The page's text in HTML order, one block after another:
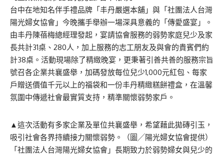
台中在地知名伴手禮品牌「丰丹嚴選本舖」與「社團法人台灣
陽光婦女協會」今晚攜手舉辦一場深具意義的「傳愛盛宴」。
由丰丹陳蓓梅總經理發起，宴請協會服務的弱勢家庭兒少及家
長共計31桌、280人，加上服務的志工朋友及與會的貴賓們約
計38桌。活動現場除了精緻晚宴，更秉著引善共善的服務宗旨
號召各企業共襄盛舉，加碼發放每位兒少1,000元紅包、每家
戶贈送價值千元以上的福袋和一份丰丹精緻糕餅禮盒，在溫馨
氛圍中傳遞社會最實質支持，精準關懷弱勢家戶。
▲這次活動有多家企業及單位共襄盛舉，希望藉此拋磚引玉，
吸引社會各界持續接力關懷弱勢。（圖╱陽光婦女協會提供）
「社團法人台灣陽光婦女協會」長期致力於弱勢婦女與兒少的